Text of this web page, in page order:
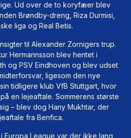
Ud over de to koryfæer blev
Brøndby-dreng, Riza Durmisi,
liga og Real Betis.
til Alexander Zornigers trup.
Hermannsson blev hentet i
og PSV Eindhoven og blev udset
ligesom den nye
tidligere klub VfB Stuttgart, hvor
en lejeaftale. Sommerens største
– blev dog Hany Mukhtar, der
fra Benfica.
Europa League var der ikke lang